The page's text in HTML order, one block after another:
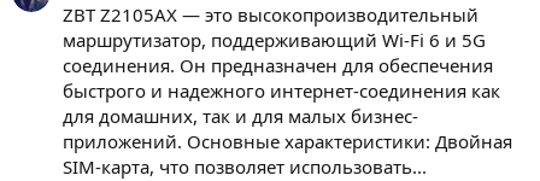
ZBT Z2105AX — это высокопроизводительный
маршрутизатор, поддерживающий Wi-Fi 6 и 5G
соединения. Он предназначен для обеспечения
быстрого и надежного интернет-соединения как
для домашних, так и для малых бизнес-
приложений. Основные характеристики: Двойная
SIM-карта, что позволяет использовать...